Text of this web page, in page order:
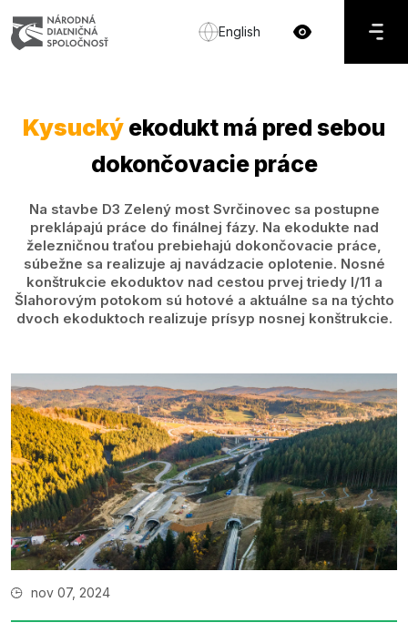
English
Kysucký ekodukt má pred sebou
dokončovacie práce
Na stavbe D3 Zelený most Svrčinovec sa postupne
preklápajú práce do finálnej fázy. Na ekodukte nad
železničnou traťou prebiehajú dokončovacie práce,
súbežne sa realizuje aj navádzacie oplotenie. Nosné
konštrukcie ekoduktov nad cestou prvej triedy I/11 a
Šlahorovým potokom sú hotové a aktuálne sa na týchto
dvoch ekoduktoch realizuje prísyp nosnej konštrukcie.
nov 07, 2024